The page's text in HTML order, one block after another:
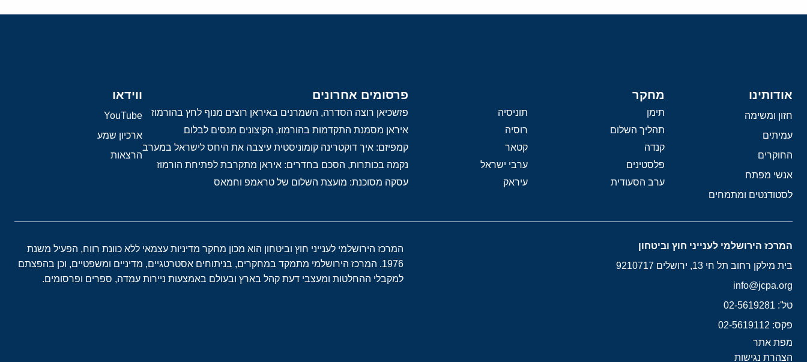
אודותינו
חזון ומשימה
עמיתים
החוקרים
אנשי מפתח
לסטודנטים ומתמחים
מחקר
תימן
תוניסיה
תהליך השלום
רוסיה
קנדה
קטאר
פלסטינים
ערבי ישראל
ערב הסעודית
עיראק
פרסומים אחרונים
פזשכיאן רוצה הסדרה, השמרנים באיראן רוצים מנוף לחץ בהורמוז
איראן מסמנת התקדמות בהורמוז, הקיצונים מנסים לבלום
קמפיזם: איך דוקטרינה קומוניסטית עיצבה את היחס לישראל במערב
נקמה בכותרות, הסכם בחדרים: איראן מתקרבת לפתיחת הורמוז
עסקה מסוכנת: מועצת השלום של טראמפ וחמאס
ווידאו
YouTube
ארכיון שמע
הרצאות
המרכז הירושלמי לענייני חוץ וביטחון
בית מילקן רחוב תל חי 13, ירושלים 9210717
info@jcpa.org
טל': 02-5619281
פקס: 02-5619112
מפת אתר
הצהרת נגישות
המרכז הירושלמי לענייני חוץ וביטחון הוא מכון מחקר מדיניות עצמאי ללא כוונת רווח, הפעיל משנת
1976. המרכז הירושלמי מתמקד במחקרים, בניתוחים אסטרטגיים, מדיניים ומשפטיים, וכן בהפצתם
למקבלי ההחלטות ומעצבי דעת קהל בארץ ובעולם באמצעות ניירות עמדה, ספרים ופרסומים.